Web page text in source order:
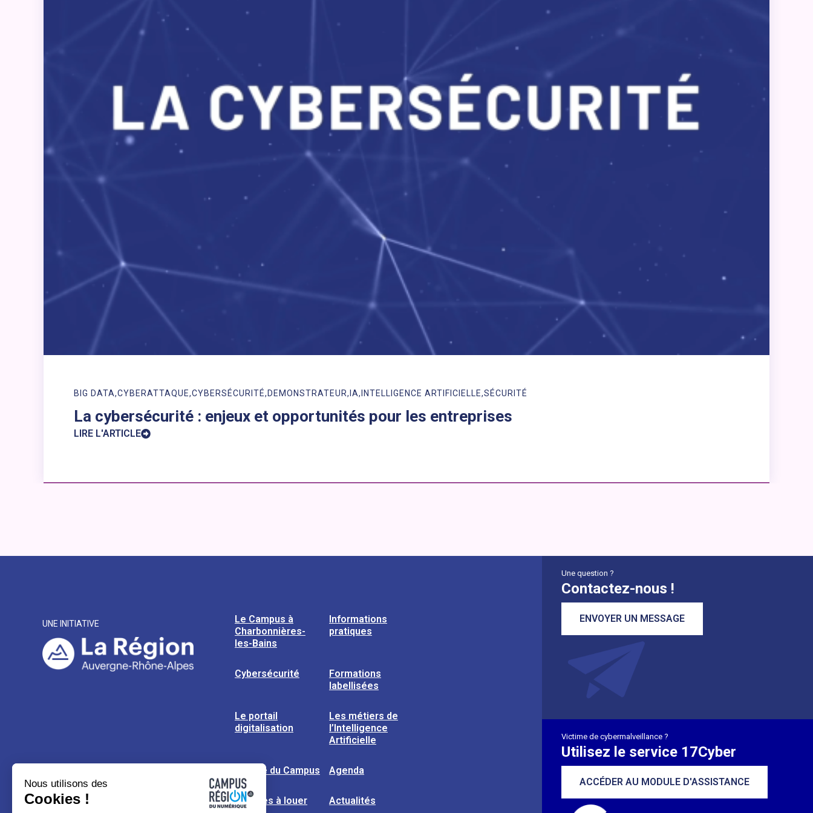
BIG DATA CYBERATTAQUE CYBERSÉCURITÉ DEMONSTRATEUR IA INTELLIGENCE ARTIFICIELLE SÉCURITÉ
La cybersécurité : enjeux et opportunités pour les entreprises
LIRE L'ARTICLE
UNE INITIATIVE
Le Campus à
Charbonnières-
les-Bains
Informations
pratiques
Cybersécurité
Formations
labellisées
Le portail
digitalisation
Les métiers de
l’Intelligence
Artificielle
L’usine du Campus Agenda
Espaces à louer Actualités
Une question ?
Contactez-nous !
ENVOYER UN MESSAGE
Victime de cybermalveillance ?
Utilisez le service 17Cyber
ACCÉDER AU MODULE D'ASSISTANCE
Nous utilisons des
Cookies !